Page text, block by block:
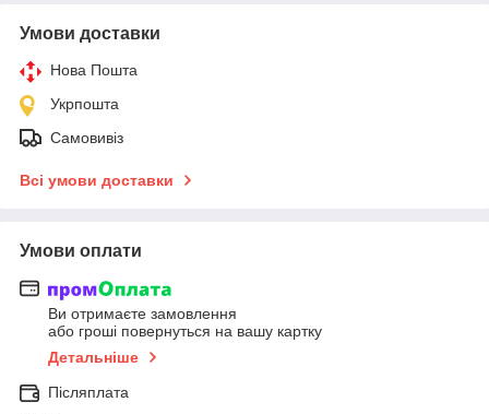
Умови доставки
Нова Пошта
Укрпошта
Самовивіз
Всі умови доставки
Умови оплати
Ви отримаєте замовлення
або гроші повернуться на вашу картку
Детальніше
Післяплата